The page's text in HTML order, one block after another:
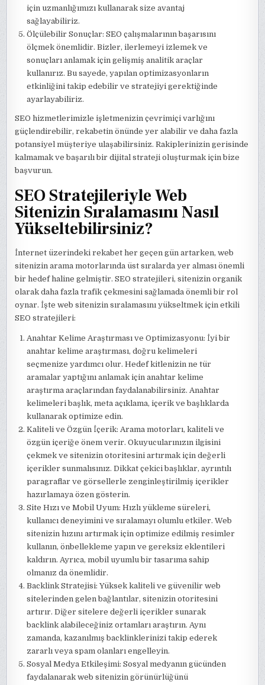
için uzmanlığımızı kullanarak size avantaj
sağlayabiliriz.
Ölçülebilir Sonuçlar: SEO çalışmalarının başarısını
ölçmek önemlidir. Bizler, ilerlemeyi izlemek ve
sonuçları anlamak için gelişmiş analitik araçlar
kullanırız. Bu sayede, yapılan optimizasyonların
etkinliğini takip edebilir ve stratejiyi gerektiğinde
ayarlayabiliriz.
SEO hizmetlerimizle işletmenizin çevrimiçi varlığını
güçlendirebilir, rekabetin önünde yer alabilir ve daha fazla
potansiyel müşteriye ulaşabilirsiniz. Rakiplerinizin gerisinde
kalmamak ve başarılı bir dijital strateji oluşturmak için bize
başvurun.
SEO Stratejileriyle Web
Sitenizin Sıralamasını Nasıl
Yükseltebilirsiniz?
İnternet üzerindeki rekabet her geçen gün artarken, web
sitenizin arama motorlarında üst sıralarda yer alması önemli
bir hedef haline gelmiştir. SEO stratejileri, sitenizin organik
olarak daha fazla trafik çekmesini sağlamada önemli bir rol
oynar. İşte web sitenizin sıralamasını yükseltmek için etkili
SEO stratejileri:
Anahtar Kelime Araştırması ve Optimizasyonu: İyi bir
anahtar kelime araştırması, doğru kelimeleri
seçmenize yardımcı olur. Hedef kitlenizin ne tür
aramalar yaptığını anlamak için anahtar kelime
araştırma araçlarından faydalanabilirsiniz. Anahtar
kelimeleri başlık, meta açıklama, içerik ve başlıklarda
kullanarak optimize edin.
Kaliteli ve Özgün İçerik: Arama motorları, kaliteli ve
özgün içeriğe önem verir. Okuyucularınızın ilgisini
çekmek ve sitenizin otoritesini artırmak için değerli
içerikler sunmalısınız. Dikkat çekici başlıklar, ayrıntılı
paragraflar ve görsellerle zenginleştirilmiş içerikler
hazırlamaya özen gösterin.
Site Hızı ve Mobil Uyum: Hızlı yükleme süreleri,
kullanıcı deneyimini ve sıralamayı olumlu etkiler. Web
sitenizin hızını artırmak için optimize edilmiş resimler
kullanın, önbellekleme yapın ve gereksiz eklentileri
kaldırın. Ayrıca, mobil uyumlu bir tasarıma sahip
olmanız da önemlidir.
Backlink Stratejisi: Yüksek kaliteli ve güvenilir web
sitelerinden gelen bağlantılar, sitenizin otoritesini
artırır. Diğer sitelere değerli içerikler sunarak
backlink alabileceğiniz ortamları araştırın. Aynı
zamanda, kazanılmış backlinklerinizi takip ederek
zararlı veya spam olanları engelleyin.
Sosyal Medya Etkileşimi: Sosyal medyanın gücünden
faydalanarak web sitenizin görünürlüğünü